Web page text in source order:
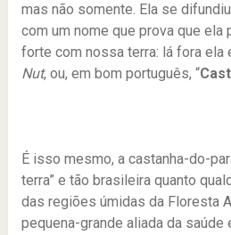
mas não somente. Ela se
com um nome que prova que ela
forte com nossa terra: lá fora ela
Nut, ou, em bom português, “
É isso mesmo, a castanha-do-
terra” e tão brasileira quanto
das regiões úmidas da Floresta
pequena-grande aliada da saúde